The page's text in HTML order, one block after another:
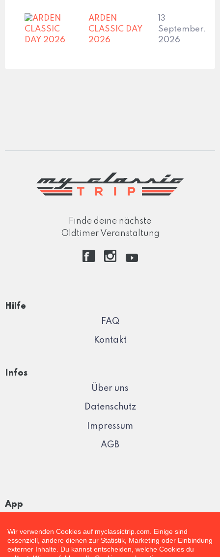
ARDEN
CLASSIC DAY
2026
13
September,
2026
Finde deine nächste
Oldtimer Veranstaltung
Hilfe
FAQ
Kontakt
Infos
Über uns
Datenschutz
Impressum
AGB
App
Wir verwenden Cookies auf myclassictrip.com. Einige sind
essenziell, andere dienen zur Statistik, Marketing oder Einbindung
externer Inhalte. Du kannst entscheiden, welche Cookies du